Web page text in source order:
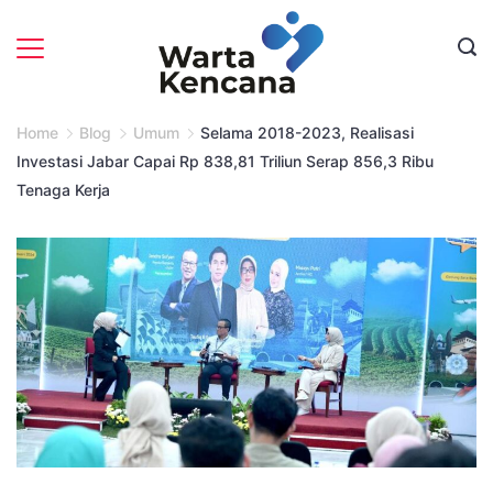
to
Home Blog Umum
Selama 2018-2023, Realisasi
Investasi Jabar Capai Rp 838,81 Triliun Serap 856,3 Ribu
Tenaga Kerja